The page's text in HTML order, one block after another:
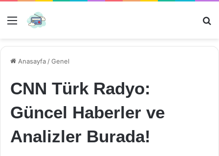
Menü
Anasayfa /Genel
CNN Türk Radyo:
Güncel Haberler ve
Analizler Burada!